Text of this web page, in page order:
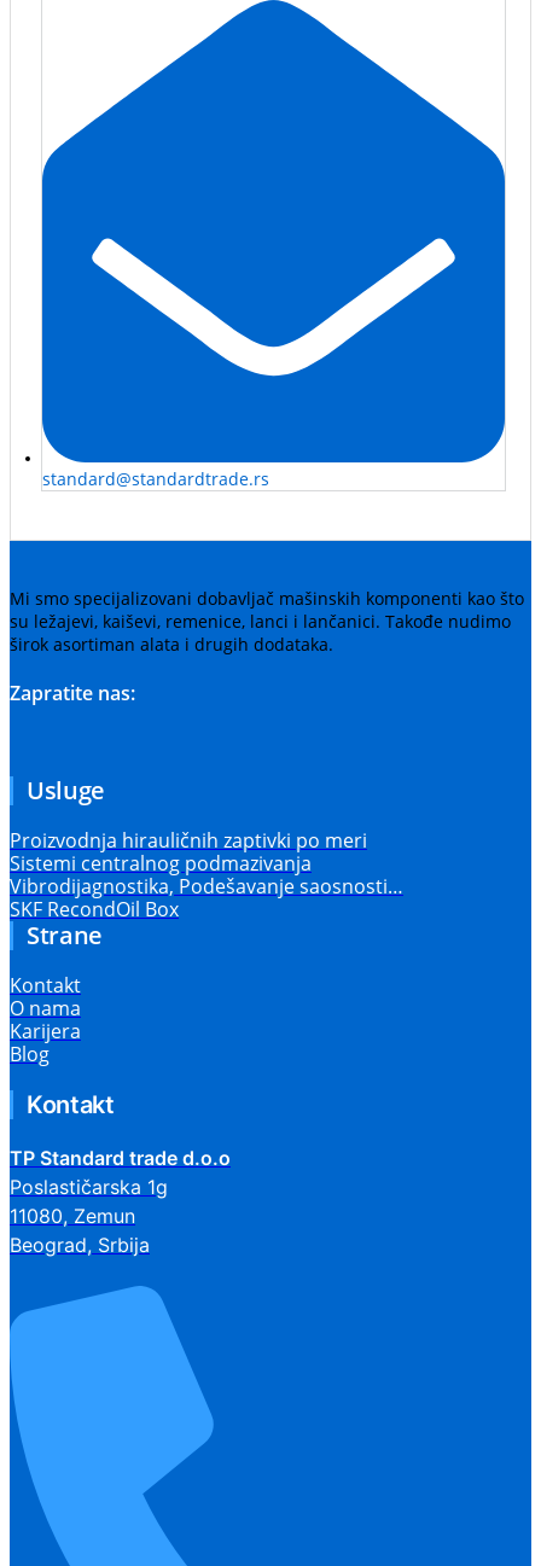
standard@standardtrade.rs
Mi smo specijalizovani dobavljač mašinskih komponenti kao što
su ležajevi, kaiševi, remenice, lanci i lančanici. Takođe nudimo
širok asortiman alata i drugih dodataka.
Zapratite nas:
Usluge
Proizvodnja hirauličnih zaptivki po meri
Sistemi centralnog podmazivanja
Vibrodijagnostika, Podešavanje saosnosti…
SKF RecondOil Box
Strane
Kontakt
O nama
Karijera
Blog
Kontakt
TP Standard trade d.o.o
Poslastičarska 1g
11080, Zemun
Beograd, Srbija